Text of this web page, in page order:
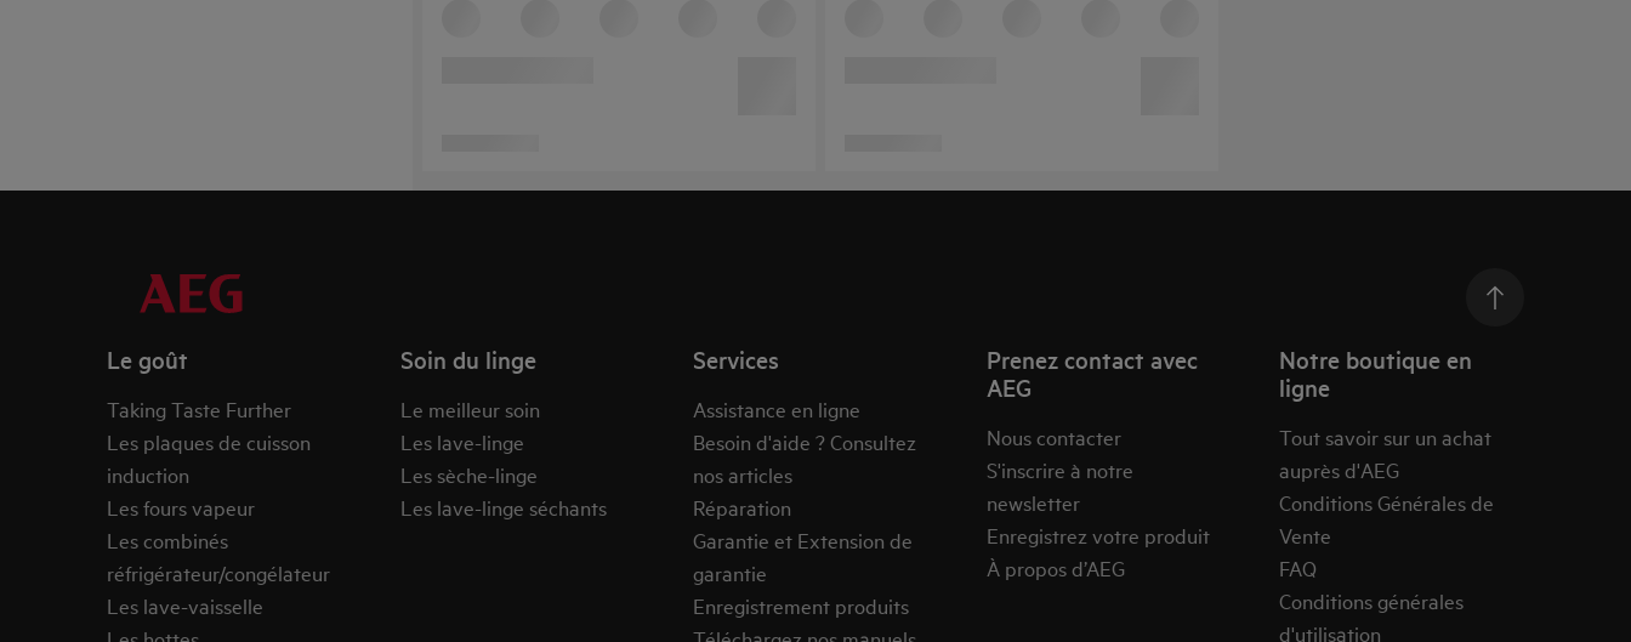
Le goût
Taking Taste Further
Les plaques de cuisson
induction
Les fours vapeur
Les combinés
réfrigérateur/congélateur
Les lave-vaisselle
Soin du linge
Le meilleur soin
Les lave-linge
Les sèche-linge
Les lave-linge séchants
Services
Assistance en ligne
Besoin d'aide ? Consultez
nos articles
Réparation
Garantie et Extension de
garantie
Enregistrement produits
Prenez contact avec
AEG
Nous contacter
S'inscrire à notre
newsletter
Enregistrez votre produit
À propos d’AEG
Notre boutique en
ligne
Tout savoir sur un achat
auprès d'AEG
Conditions Générales de
Vente
FAQ
Conditions générales
d'utilisation